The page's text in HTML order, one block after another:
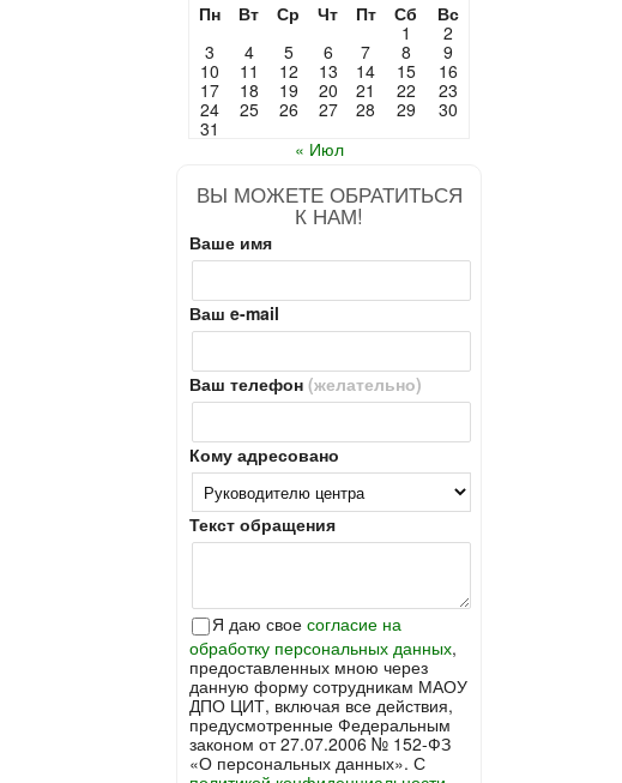
Пн
Вт Ср Чт Пт Сб
Вс
1
2
3
4 5 6 7 8
9
10
11 12 13 14 15
16
17
18 19 20 21 22
23
24
25 26 27 28 29
30
31
« Июл
ВЫ МОЖЕТЕ ОБРАТИТЬСЯ
К НАМ!
Ваше имя
Ваш e-mail
Ваш телефон (желательно)
Кому адресовано
Текст обращения
Я даю свое согласие на
обработку персональных данных,
предоставленных мною через
данную форму сотрудникам МАОУ
ДПО ЦИТ, включая все действия,
предусмотренные Федеральным
законом от 27.07.2006 № 152-ФЗ
«О персональных данных». С